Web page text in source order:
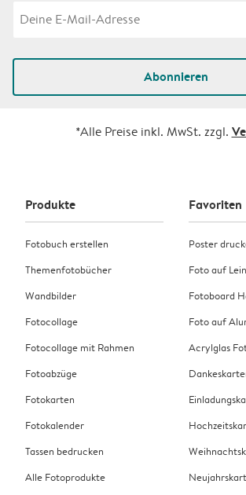
Abonnieren
*Alle Preise inkl. MwSt. zzgl.
Produkte
Fotobuch erstellen
Themenfotobücher
Wandbilder
Fotocollage
Fotocollage mit Rahmen
Fotoabzüge
Fotokarten
Fotokalender
Tassen bedrucken
Alle Fotoprodukte
Favoriten
Poster
Foto auf
Fotoboard
Foto auf
Acrylglas